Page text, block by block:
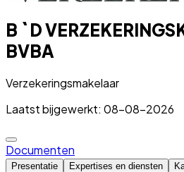
B ` D
BVBA
Verzekeringsmakelaar
Laatst bijgewerkt: 08-08-2026
Documenten
Presentatie Expertises en diensten